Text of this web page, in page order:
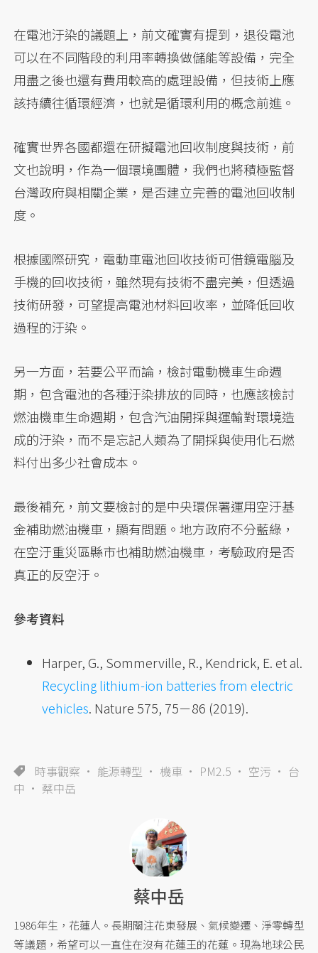
在電池汙染的議題上，前文確實有提到，退役電池
可以在不同階段的利用率轉換做儲能等設備，完全
用盡之後也還有費用較高的處理設備，但技術上應
該持續往循環經濟，也就是循環利用的概念前進。
確實世界各國都還在研擬電池回收制度與技術，前
文也說明，作為一個環境團體，我們也將積極監督
台灣政府與相關企業，是否建立完善的電池回收制
度。
根據國際研究，電動車電池回收技術可借鏡電腦及
手機的回收技術，雖然現有技術不盡完美，但透過
技術研發，可望提高電池材料回收率，並降低回收
過程的汙染。
另一方面，若要公平而論，檢討電動機車生命週
期，包含電池的各種汙染排放的同時，也應該檢討
燃油機車生命週期，包含汽油開採與運輸對環境造
成的汙染，而不是忘記人類為了開採與使用化石燃
料付出多少社會成本。
最後補充，前文要檢討的是中央環保署運用空汙基
金補助燃油機車，顯有問題。地方政府不分藍綠，
在空汙重災區縣市也補助燃油機車，考驗政府是否
真正的反空汙。
參考資料
Harper, G., Sommerville, R., Kendrick, E. et al.
Recycling lithium-ion batteries from electric
vehicles. Nature 575, 75－86 (2019).
時事觀察 能源轉型 機車 PM2.5 空污
台
中
蔡中岳
蔡中岳
1986年生，花蓮人。長期關注花東發展、氣候變遷、淨零轉型
等議題，希望可以一直住在沒有花蓮王的花蓮。現為地球公民